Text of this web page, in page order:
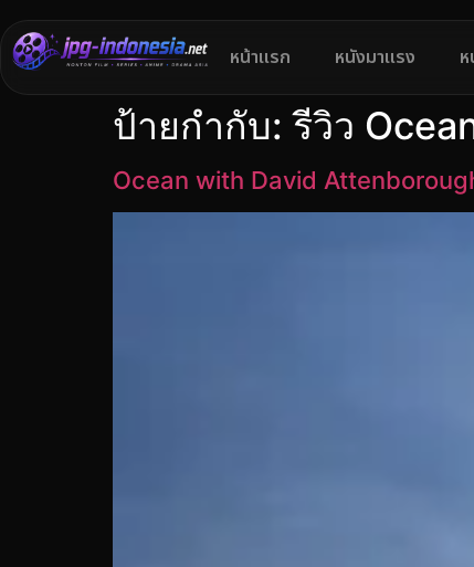
หน้าแรก หนังมาแรง
ป้ายกำกับ:รีวิว
Ocean with David